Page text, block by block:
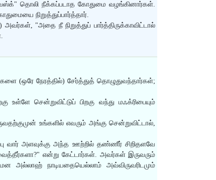
தொலி நீக்கப்படாத கோதுமை வழங்கினார்கள்.
நிறுத்துப்பார்த்தார்.
"அதை நீ நிறுத்துப் பார்த்திருக்காவிட்டால்
(ஒரே நேரத்தில்) சேர்த்துத் தொழுதுவந்தார்கள்;
உள்ளே சென்றுவிட்டுப் பிறகு வந்து மஃக்ரிபையும்
உங்களில் எவரும் அங்கு சென்றுவிட்டால்,
அளவுக்கு அந்த ஊற்றில் தண்ணீர் சிறிதளவே
என்று கேட்டார்கள். அவர்கள் இருவரும்
நாடியதையெல்லாம் அவ்விருவரிடமும்